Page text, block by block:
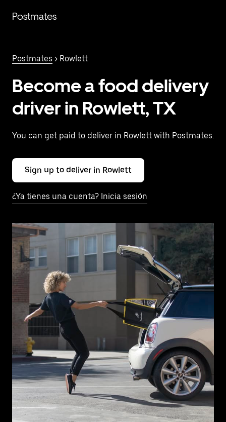
contenido
Postmates
Postmates > Rowlett
Become a food delivery
driver in Rowlett, TX
You can get paid to deliver in Rowlett with Postmates.
Sign up to deliver in Rowlett
¿Ya tienes una cuenta? Inicia sesión